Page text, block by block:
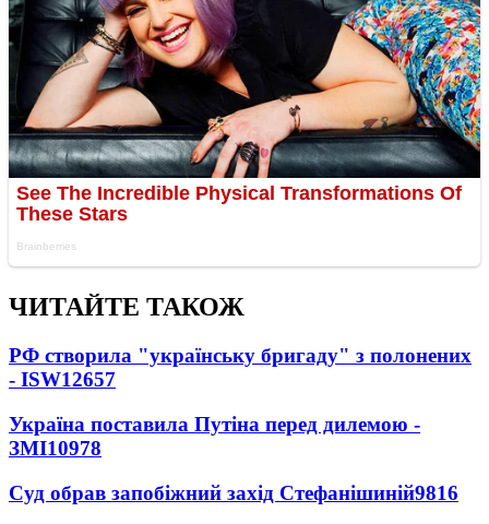
ЧИТАЙТЕ ТАКОЖ
РФ створила "українську бригаду" з полонених
- ISW12657
Україна поставила Путіна перед дилемою -
ЗМІ10978
Суд обрав запобіжний захід Стефанішиній9816